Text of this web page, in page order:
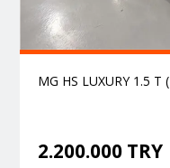
MG HS LUXURY 1.5 T
2.200.000 TRY